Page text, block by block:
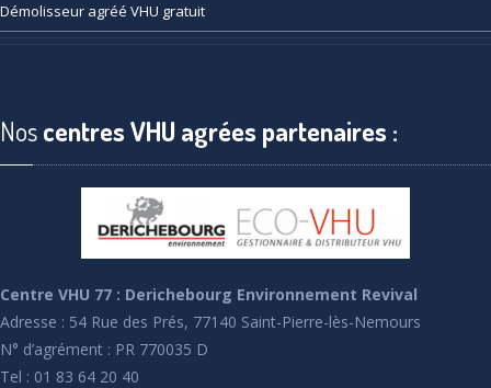
Démolisseur agréé VHU gratuit
Noscentres VHU agrées partenaires :
Centre VHU 77 : Derichebourg Environnement Revival
Adresse : 54 Rue des Prés, 77140 Saint-Pierre-lès-Nemours
N° d’agrément : PR 770035 D
Tel : 01 83 64 20 40